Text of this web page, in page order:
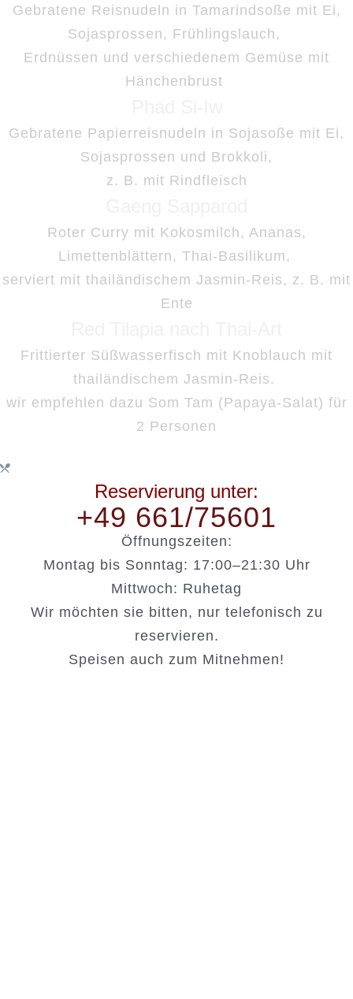
Gebratene Reisnudeln in Tamarindsoße mit Ei,
Sojasprossen, Frühlingslauch,
Erdnüssen und verschiedenem Gemüse mit
Hänchenbrust
Gebratene Papierreisnudeln in Sojasoße mit Ei,
Sojasprossen und Brokkoli,
z. B. mit Rindfleisch
Roter Curry mit Kokosmilch, Ananas,
Limettenblättern, Thai-Basilikum,
serviert mit thailändischem Jasmin-Reis, z. B. mit
Ente
Frittierter Süßwasserfisch mit Knoblauch mit
thailändischem Jasmin-Reis.
wir empfehlen dazu Som Tam (Papaya-Salat) für
2 Personen
Reservierung unter:
+49 661/75601
Öffnungszeiten:
Montag bis Sonntag: 17:00–21:30 Uhr
Mittwoch: Ruhetag
Wir möchten sie bitten, nur telefonisch zu
reservieren.
Speisen auch zum Mitnehmen!